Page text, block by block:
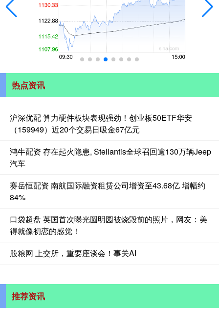
热点资讯
沪深优配 算力硬件板块表现强劲！创业板50ETF华安
（159949）近20个交易日吸金67亿元
鸿牛配资 存在起火隐患, Stellantis全球召回逾130万辆Jeep
汽车
赛岳恒配资 南航国际融资租赁公司增资至43.68亿 增幅约
84%
口袋超盘 英国首次曝光圆明园被烧毁前的照片，网友：美
得就像初恋的感觉！
股粮网 上交所，重要座谈会！事关AI
推荐资讯